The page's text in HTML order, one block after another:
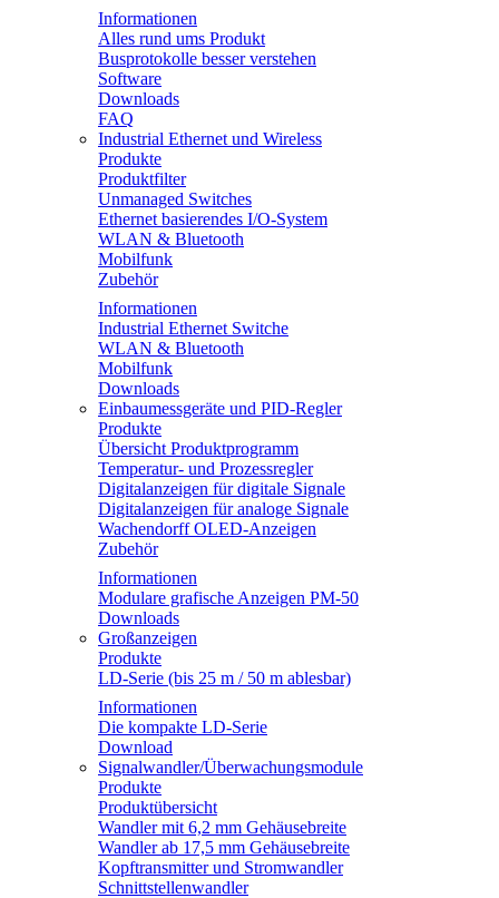
Informationen
Alles rund ums Produkt
Busprotokolle besser verstehen
Software
Downloads
FAQ
Industrial Ethernet und Wireless
Produkte
Produktfilter
Unmanaged Switches
Ethernet basierendes I/O-System
WLAN & Bluetooth
Mobilfunk
Zubehör
Informationen
Industrial Ethernet Switche
WLAN & Bluetooth
Mobilfunk
Downloads
Einbaumessgeräte und PID-Regler
Produkte
Übersicht Produktprogramm
Temperatur- und Prozessregler
Digitalanzeigen für digitale Signale
Digitalanzeigen für analoge Signale
Wachendorff OLED-Anzeigen
Zubehör
Informationen
Modulare grafische Anzeigen PM-50
Downloads
Großanzeigen
Produkte
LD-Serie (bis 25 m / 50 m ablesbar)
Informationen
Die kompakte LD-Serie
Download
Signalwandler/Überwachungsmodule
Produkte
Produktübersicht
Wandler mit 6,2 mm Gehäusebreite
Wandler ab 17,5 mm Gehäusebreite
Kopftransmitter und Stromwandler
Schnittstellenwandler